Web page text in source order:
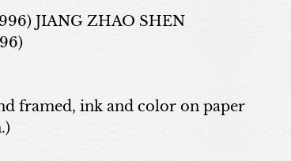
JIANG ZHAO SHEN
framed, ink and color on paper